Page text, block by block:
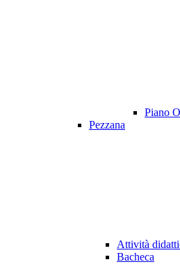
Piano
Pezzana
Attività
Bacheca